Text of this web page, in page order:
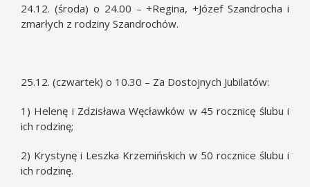
24.12. (środa) o 24.00 – +Regina, +Józef Szandrocha i
zmarłych z rodziny Szandrochów.
25.12. (czwartek) o 10.30 – Za Dostojnych Jubilatów:
1) Helenę i Zdzisława Węcławków w 45 rocznicę ślubu i
ich rodzinę;
2) Krystynę i Leszka Krzemińskich w 50 rocznice ślubu i
ich rodzinę.